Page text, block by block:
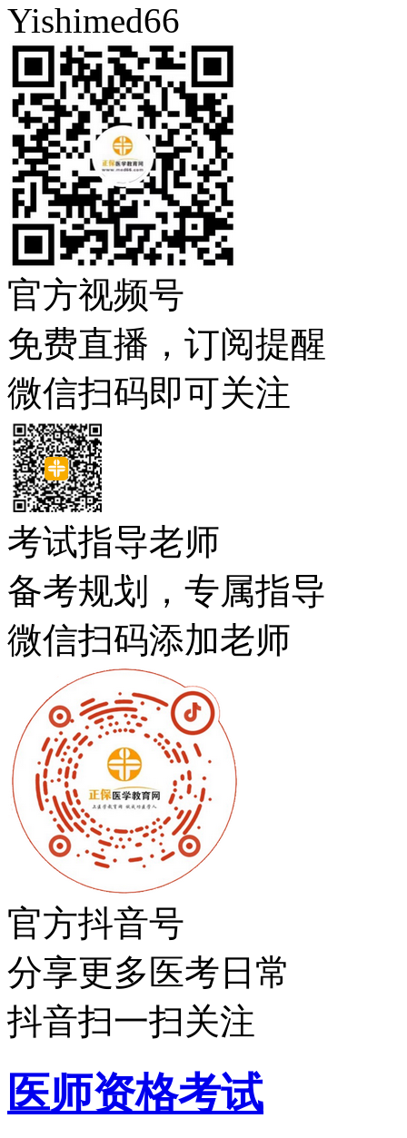
Yishimed66
官方视频号
免费直播，订阅提醒
微信扫码即可关注
考试指导老师
备考规划，专属指导
微信扫码添加老师
官方抖音号
分享更多医考日常
抖音扫一扫关注
医师资格考试